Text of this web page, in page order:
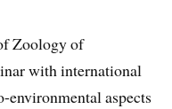
Zoology of
with international
aspects